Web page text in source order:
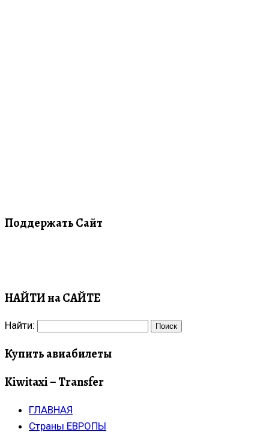
Поддержать Сайт
НАЙТИ на САЙТЕ
Найти:
Купить авиабилеты
Kiwitaxi – Transfer
ГЛАВНАЯ
Страны ЕВРОПЫ